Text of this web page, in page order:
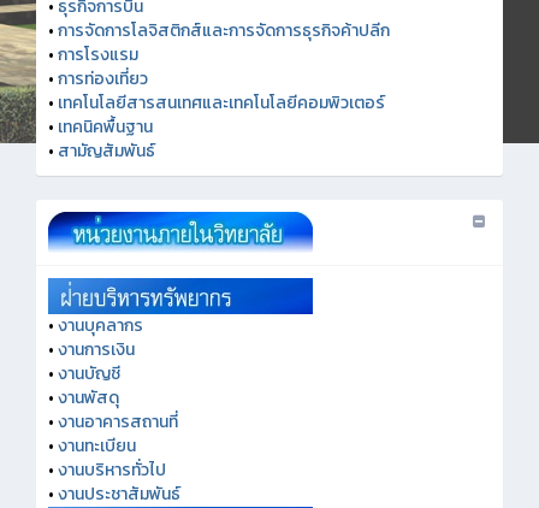
• ธุรกิจการบิน
•การจัดการโลจิสติกส์และการจัดการธุรกิจค้าปลีก
•การโรงแรม
•การท่องเที่ยว
• เทคโนโลยีสารสนเทศและเทคโนโลยีคอมพิวเตอร์
• เทคนิคพื้นฐาน
• สามัญสัมพันธ์
•งานบุคลากร
•งานการเงิน
•งานบัญชี
•งานพัสดุ
•งานอาคารสถานที่
•งานทะเบียน
•งานบริหารทั่วไป
•งานประชาสัมพันธ์